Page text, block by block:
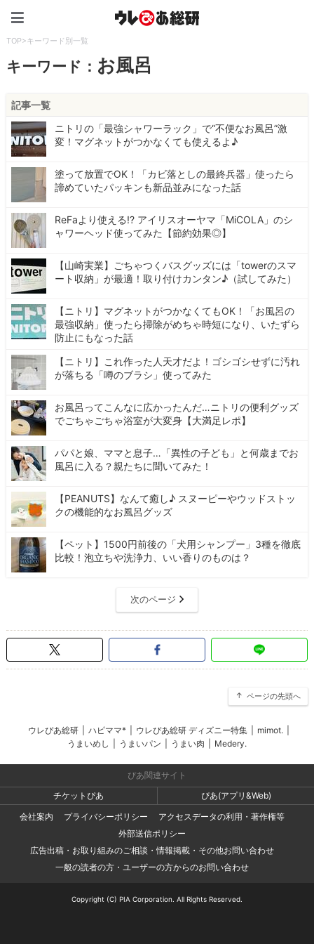
TOP>キーワード別一覧
キーワード： お風呂
記事一覧
ニトリの「最強シャワーラック」で“不便なお風呂”激
変！マグネットがつかなくても使えるよ♪
塗って放置でOK！「カビ落としの最終兵器」使ったら
諦めていたパッキンも新品並みになった話
ReFaより使える!? アイリスオーヤマ「MiCOLA」のシ
ャワーヘッド使ってみた【節約効果◎】
【山崎実業】ごちゃつくバスグッズには「towerのスマ
ート収納」が最適！取り付けカンタン♪（試してみた）
【ニトリ】マグネットがつかなくてもOK！「お風呂の
最強収納」使ったら掃除がめちゃ時短になり、いたずら
防止にもなった話
【ニトリ】これ作った人天才だよ！ゴシゴシせずに汚れ
が落ちる「噂のブラシ」使ってみた
お風呂ってこんなに広かったんだ…ニトリの便利グッズ
でごちゃごちゃ浴室が大変身【大満足レポ】
パパと娘、ママと息子…「異性の子ども」と何歳までお
風呂に入る？親たちに聞いてみた！
【PEANUTS】なんて癒し♪ スヌーピーやウッドストッ
クの機能的なお風呂グッズ
【ペット】1500円前後の「犬用シャンプー」3種を徹底
比較！泡立ちや洗浄力、いい香りのものは？
次のページ
ページの先頭へ
ウレぴあ総研 ハピママ* ウレぴあ総研 ディズニー特集 mimot.
うまいめし
うまいパン うまい肉 Medery.
ぴあ関連サイト
チケットぴあ
ぴあ(アプリ&Web)
会社案内
プライバシーポリシー
アクセスデータの利用・著作権等
外部送信ポリシー
広告出稿・お取り組みのご相談・情報掲載・その他お問い合わせ
一般の読者の方・ユーザーの方からのお問い合わせ
Copyright (C) PIA Corporation. All Rights Reserved.